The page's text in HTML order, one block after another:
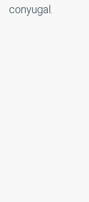
conyugal.